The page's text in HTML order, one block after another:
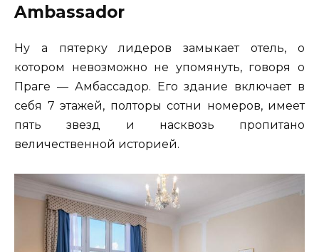
Ambassador
Ну а пятерку лидеров замыкает отель, о
котором невозможно не упомянуть, говоря о
Праге — Амбассадор. Его здание включает в
себя 7 этажей, полторы сотни номеров, имеет
пять звезд и насквозь пропитано
величественной историей.